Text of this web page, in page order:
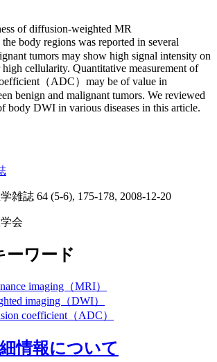
of diffusion-weighted MR
body regions was reported in several
tumors may show high signal intensity on
cellularity. Quantitative measurement of
（ADC）may be of value in
benign and malignant tumors. We reviewed
body DWI in various diseases in this article.
雑誌 64 (5-6), 175-178, 2008-12-20
会
ーワード
imaging（MRI）
imaging（DWI）
coefficient（ADC）
情報について